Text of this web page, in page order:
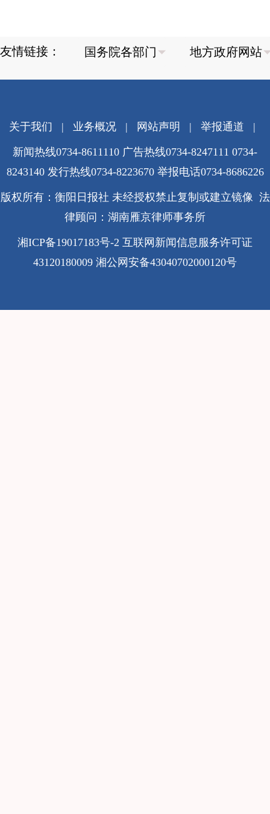
友情链接：
关于我们 | 业务概况| 网站声明 | 举报通道 |
新闻热线0734-8611110 广告热线0734-8247111 0734-
8243140 发行热线0734-8223670 举报电话0734-8686226
版权所有：衡阳日报社 未经授权禁止复制或建立镜像 法
律顾问：湖南雁京律师事务所
湘ICP备19017183号-2 互联网新闻信息服务许可证
43120180009 湘公网安备43040702000120号